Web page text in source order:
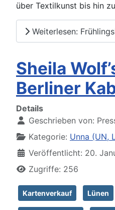
über Textilkunst bis hin
Weiterlesen:
Sheila
Berliner
Details
Geschrieben von:
Kategorie: Unna (UN,
Veröffentlicht: 20.
Zugriffe: 256
Kartenverkauf Lünen